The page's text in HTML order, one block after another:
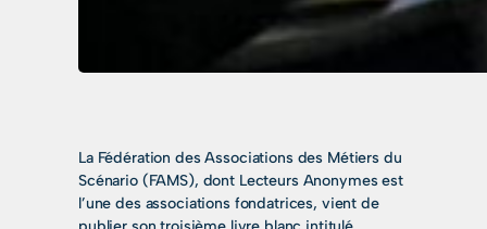
La Fédération des Associations des Métiers du
Scénario (FAMS), dont Lecteurs Anonymes est
l’une des associations fondatrices, vient de